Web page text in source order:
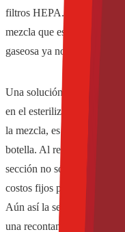
filtros HEPA. Como
mezcla que esteriliza las
gaseosa ya no puede ser
Una solución consiste en
en el esterilizador. De esta
la mezcla, es decir que
botella. Al renunciar al
sección no sólo se
costos fijos por consumo
Aún así la sección del
una recontaminación